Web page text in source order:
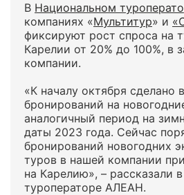
В Национальном
компаниях «Мультитур» и
фиксируют рост спроса на
Карелии от 20% до 100%, в
компании.
«К началу октября сделано
бронирований на
аналогичный период на
даты 2023 года. Сейчас
бронирований новогодних
туров в нашей компании
на Карелию», – рассказали
туроператоре АЛЕАН.